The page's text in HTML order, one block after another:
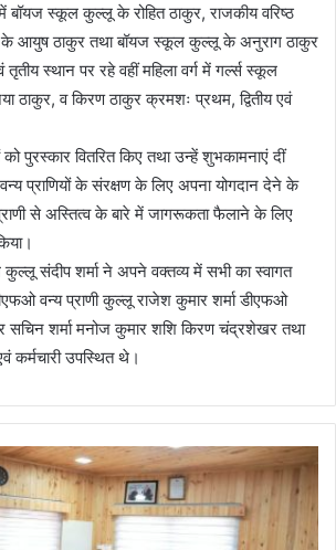
बॉयज स्कूल कुल्लू के रोहित ठाकुर, राजकीय वरिष्ठ
के आयुष ठाकुर तथा बॉयज स्कूल कुल्लू के अनुराग ठाकुर
तृतीय स्थान पर रहे वहीं महिला वर्ग में गर्ल्स स्कूल
ठाकुर, व किरण ठाकुर क्रमशः प्रथम, द्वितीय एवं
पुरस्कार वितरित किए तथा उन्हें शुभकामनाएं दीं
वन्य प्राणियों के संरक्षण के लिए अपना योगदान देने के
से अस्तित्व के बारे में जागरूकता फैलाने के लिए
संदीप शर्मा ने अपने वक्तव्य में सभी का स्वागत
वन्य प्राणी कुल्लू राजेश कुमार शर्मा डीएफओ
सचिन शर्मा मनोज कुमार शशि किरण चंद्रशेखर तथा
कर्मचारी उपस्थित थे।